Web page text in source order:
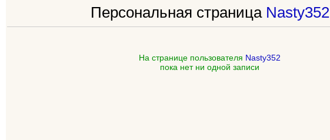
Персональная страница Nasty352
На странице пользователя Nasty352
пока нет ни одной записи